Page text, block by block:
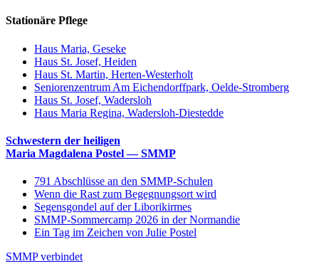
Stationäre Pflege
Haus Maria, Geseke
Haus St. Josef, Heiden
Haus St. Martin, Herten-Westerholt
Seniorenzentrum Am Eichendorffpark, Oelde-Stromberg
Haus St. Josef, Wadersloh
Haus Maria Regina, Wadersloh-Diestedde
Schwestern der heiligen
Maria Magdalena Postel — SMMP
791 Abschlüsse an den SMMP-Schulen
Wenn die Rast zum Begegnungsort wird
Segensgondel auf der Liborikirmes
SMMP-Sommercamp 2026 in der Normandie
Ein Tag im Zeichen von Julie Postel
SMMP verbindet